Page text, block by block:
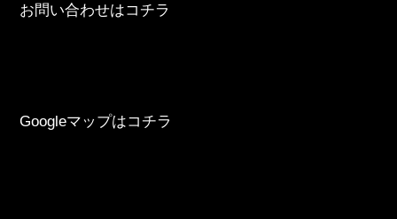
お問い合わせはコチラ
Googleマップはコチラ